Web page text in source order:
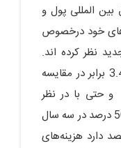
صندوق بین المللی پول و
بینی‌های خود درخصوص
نظر کرده اند.
کرملین هزینه‌های نظامی اسمی را 3.4 برابر در مقایسه
داده و حتی با در نظر
گرفتن کاهش ارزش روبل به میزان 50 درصد در سه سال
دارد هزینه‌های